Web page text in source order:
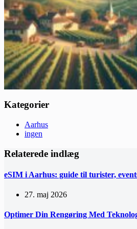
Kategorier
Aarhus
ingen
Relaterede indlæg
eSIM i Aarhus: guide til turister,
27. maj 2026
Optimer Din Rengøring Med